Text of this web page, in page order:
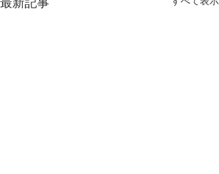
最新記事